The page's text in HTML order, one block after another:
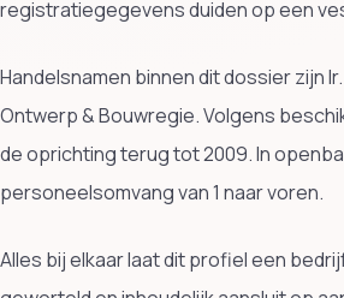
registratiegegevens duiden op een
Handelsnamen binnen dit dossier zijn
Ontwerp & Bouwregie. Volgens
de oprichting terug tot 2009. In
personeelsomvang van 1 naar voren.
Alles bij elkaar laat dit profiel een